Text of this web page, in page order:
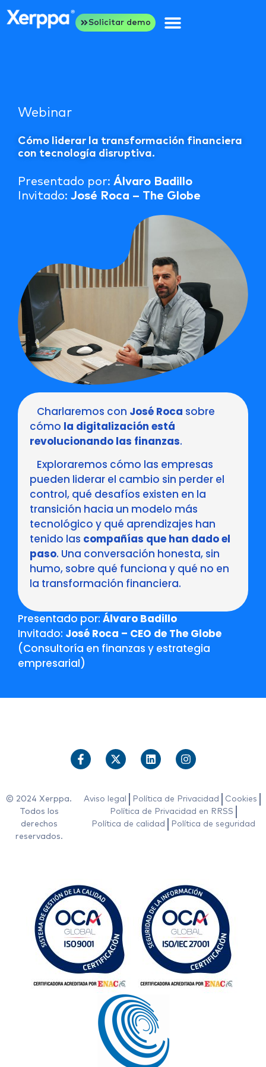
Solicitar demo
Webinar
Cómo liderar la transformación financiera
con tecnología disruptiva.
Presentado por: Álvaro Badillo
Invitado: José Roca – The Globe
Charlaremos con José Roca sobre
cómo la digitalización está
revolucionando las finanzas.
Exploraremos cómo las empresas
pueden liderar el cambio sin perder el
control, qué desafíos existen en la
transición hacia un modelo más
tecnológico y qué aprendizajes han
tenido las compañías que han dado el
paso. Una conversación honesta, sin
humo, sobre qué funciona y qué no en
la transformación financiera.
Presentado por: Álvaro Badillo
Invitado: José Roca – CEO de The Globe
(Consultoría en finanzas y estrategia
empresarial)
© 2024 Xerppa.
Todos los
derechos
reservados.
Aviso legal Política de Privacidad
Cookies
Política de Privacidad en RRSS
Política de calidad
Política de seguridad